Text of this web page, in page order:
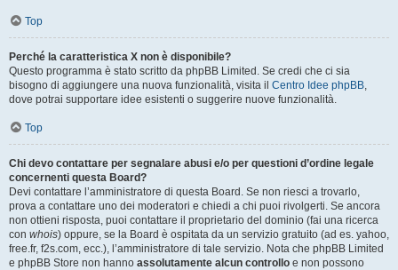
Top
Perché la caratteristica X non è disponibile?
Questo programma è stato scritto da phpBB Limited. Se credi che ci sia
bisogno di aggiungere una nuova funzionalità, visita il Centro Idee phpBB,
dove potrai supportare idee esistenti o suggerire nuove funzionalità.
Top
Chi devo contattare per segnalare abusi e/o per questioni d’ordine legale
concernenti questa Board?
Devi contattare l’amministratore di questa Board. Se non riesci a trovarlo,
prova a contattare uno dei moderatori e chiedi a chi puoi rivolgerti. Se ancora
non ottieni risposta, puoi contattare il proprietario del dominio (fai una ricerca
con whois) oppure, se la Board è ospitata da un servizio gratuito (ad es. yahoo,
free.fr, f2s.com, ecc.), l’amministratore di tale servizio. Nota che phpBB Limited
e phpBB Store non hanno assolutamente alcun controllo e non possono